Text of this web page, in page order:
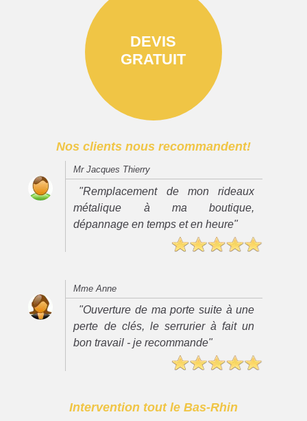
DEVIS
GRATUIT
Nos clients nous recommandent!
Mr Jacques Thierry
"Remplacement de mon rideaux
métalique à ma boutique,
dépannage en temps et en heure"
Mme Anne
"Ouverture de ma porte suite à une
perte de clés, le serrurier à fait un
bon travail - je recommande"
Intervention tout le Bas-Rhin